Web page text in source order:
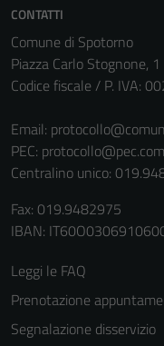
CONTATTI
Comune di Spotorno
Piazza Carlo Stognone,
Codice fiscale / P. IVA:
Email:
PEC:
Centralino unico:
Fax: 019.9482975
IBAN:
Leggi le FAQ
Prenotazione
Segnalazione disservizio